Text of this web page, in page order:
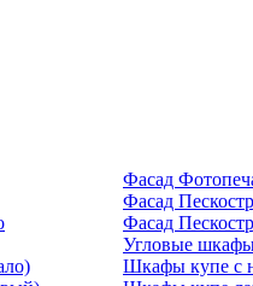
Фасад
Фасад
Фасад
Угловые
Шкафы купе с